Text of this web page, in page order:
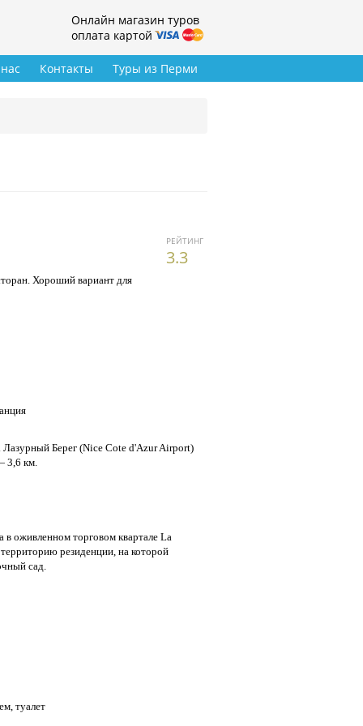
Онлайн магазин туров
оплата картой
Туры из Перми
Контакты
РЕЙТИНГ
3.3
Хороший вариант для
Берег (Nice Cote d'Azur Airport)
3,6 км.
в оживленном торговом квартале La
резиденции, на которой
сад.
туалет